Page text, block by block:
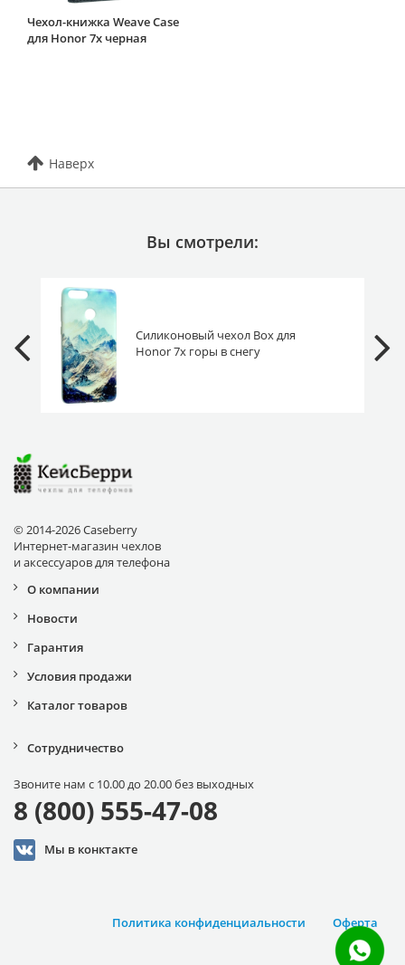
Чехол-книжка Weave Case
для Honor 7x черная
Наверх
Вы смотрели:
Силиконовый чехол Box для
Honor 7x горы в снегу
© 2014-2026 Caseberry
Интернет-магазин чехлов
и аксессуаров для телефона
О компании
Новости
Гарантия
Условия продажи
Каталог товаров
Сотрудничество
Звоните нам с 10.00 до 20.00 без выходных
8 (800) 555-47-08
Мы в конктакте
Оферта
Политика конфиденциальности